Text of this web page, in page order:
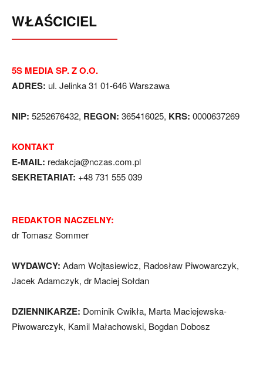
WŁAŚCICIEL
5S MEDIA SP. Z O.O.
ADRES: ul. Jelinka 31 01-646 Warszawa
NIP: 5252676432, REGON: 365416025, KRS: 0000637269
KONTAKT
E-MAIL: redakcja@nczas.com.pl
SEKRETARIAT: +48 731 555 039
REDAKTOR NACZELNY:
dr Tomasz Sommer
WYDAWCY: Adam Wojtasiewicz, Radosław Piwowarczyk,
Jacek Adamczyk, dr Maciej Sołdan
DZIENNIKARZE: Dominik Cwikła, Marta Maciejewska-
Piwowarczyk, Kamil Małachowski, Bogdan Dobosz